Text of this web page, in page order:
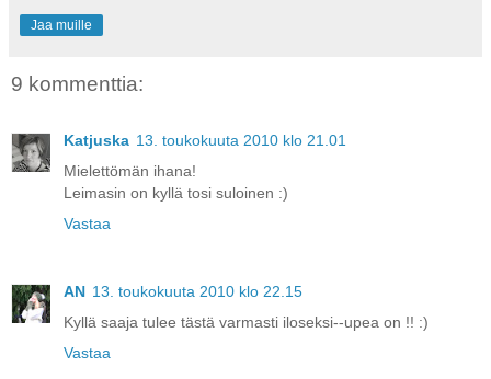
Jaa muille
9 kommenttia:
Katjuska 13. toukokuuta 2010 klo 21.01
Mielettömän ihana!
Leimasin on kyllä tosi suloinen :)
Vastaa
AN 13. toukokuuta 2010 klo 22.15
Kyllä saaja tulee tästä varmasti iloseksi--upea on !! :)
Vastaa